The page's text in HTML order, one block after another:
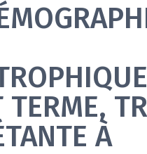
TERME,
À